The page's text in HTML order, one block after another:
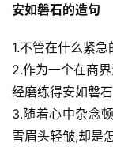
安如磐石的造句
1.不管在什么紧急
2.作为一个在商
经磨练得安如磐石
3.随着心中杂念
雪眉头轻皱,却是